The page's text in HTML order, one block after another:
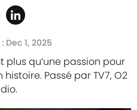
Dec 1, 2025
plus qu’une passion pour
Passé par TV7, O2